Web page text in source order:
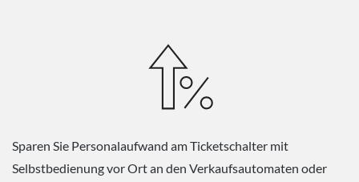
Sparen Sie Personalaufwand am Ticketschalter mit
Selbstbedienung vor Ort an den Verkaufsautomaten oder